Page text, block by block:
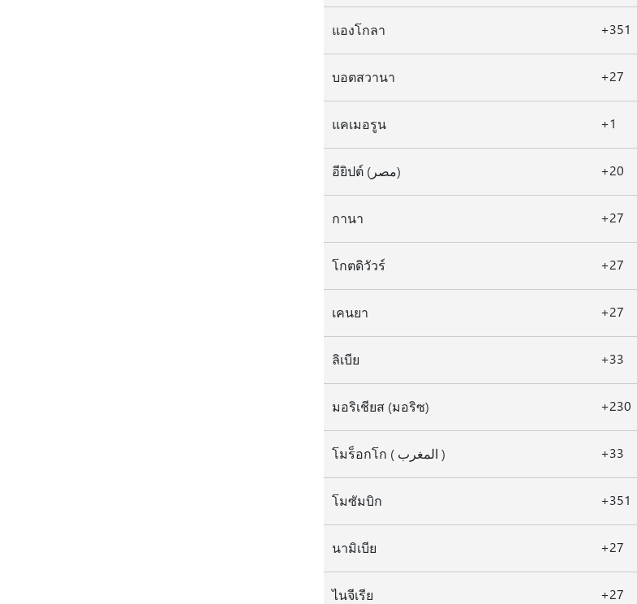
แองโกลา +351
บอตสวานา +27
แคเมอรูน +1
อียิปต์ (مصر) +20
กานา +27
โกตดิวัวร์ +27
เคนยา +27
ลิเบีย +33
มอริเชียส (มอริซ) +230
โมร็อกโก ( المغرب ) +33
โมซัมบิก +351
นามิเบีย +27
ไนจีเรีย +27